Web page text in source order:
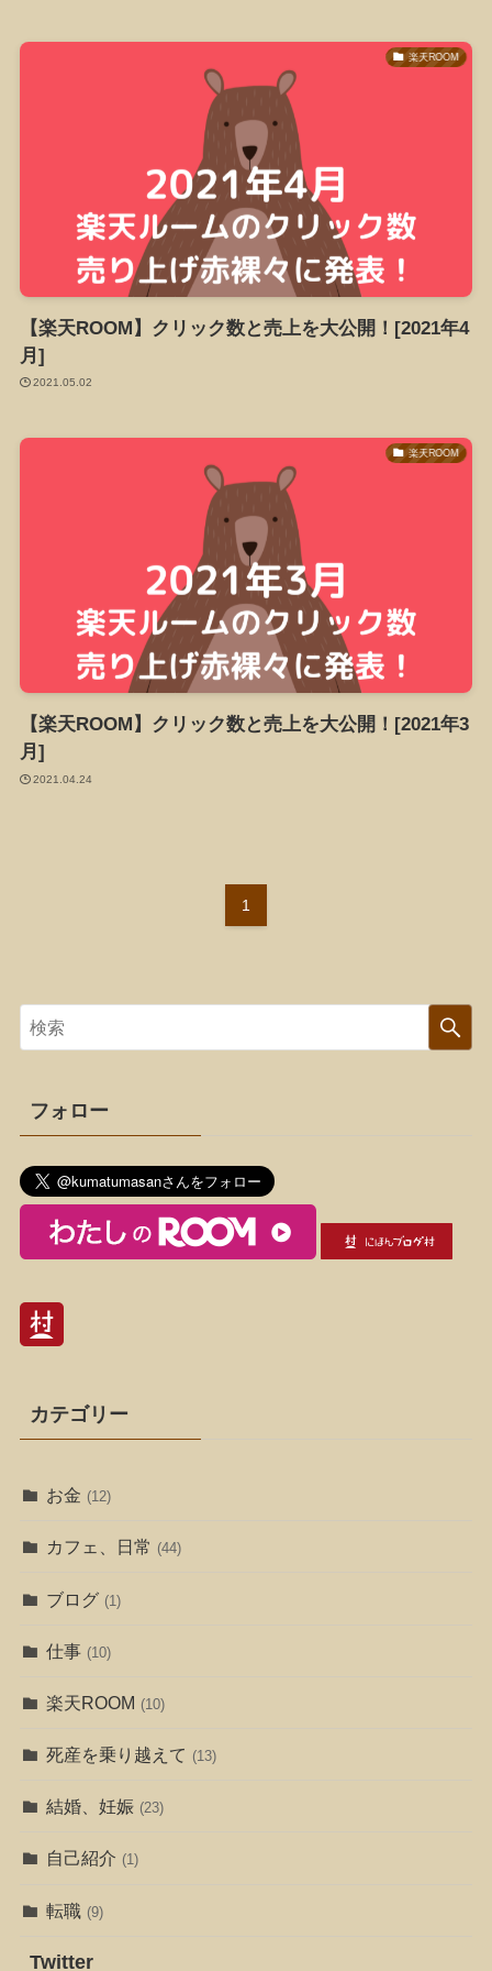
楽天ROOM
【楽天ROOM】クリック数と売上を大公開！[2021年4
月]
2021.05.02
楽天ROOM
【楽天ROOM】クリック数と売上を大公開！[2021年3
月]
2021.04.24
1
フォロー
カテゴリー
お金 (12)
カフェ、日常 (44)
ブログ (1)
仕事 (10)
楽天ROOM (10)
死産を乗り越えて (13)
結婚、妊娠 (23)
自己紹介 (1)
転職 (9)
Twitter